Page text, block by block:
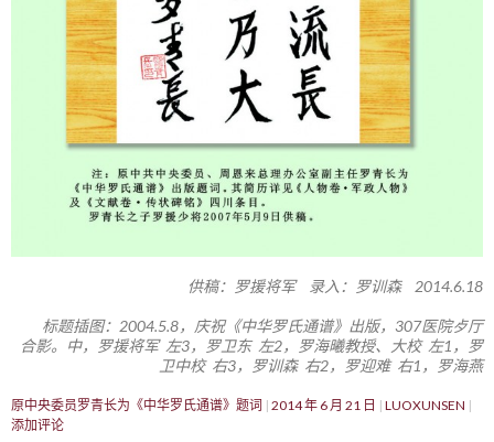
供稿：罗援将军 录入：罗训森 2014.6.18
标题插图：2004.5.8，庆祝《中华罗氏通谱》出版，307医院歺厅
合影。中，罗援将军 左3，罗卫东 左2，罗海曦教授、大校 左1，罗
卫中校 右3，罗训森 右2，罗迎难 右1，罗海燕
原中央委员罗青长为《中华罗氏通谱》题词 2014 年 6 月 21 日
LUOXUNSEN
添加评论